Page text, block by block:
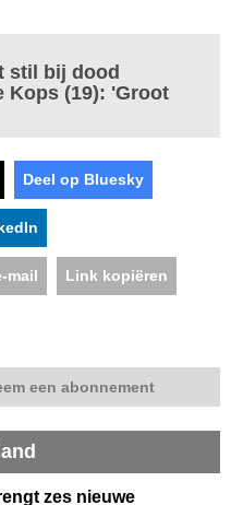
stil bij dood
Kops (19): 'Groot
Deel op Bluesky
mail Link kopiëren
een abonnement
zes nieuwe